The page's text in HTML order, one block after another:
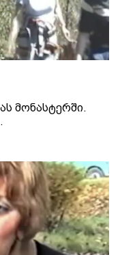
მონასტერში.